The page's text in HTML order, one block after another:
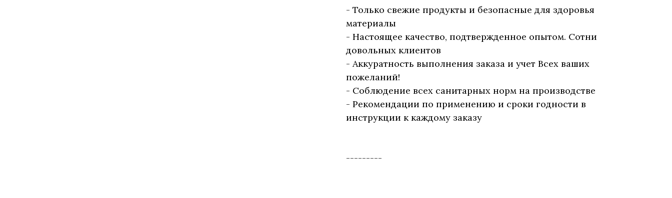
- Только свежие продукты и безопасные для здоровья
материалы
- Настоящее качество, подтвержденное опытом. Сотни
довольных клиентов
- Аккуратность выполнения заказа и учет Всех ваших
пожеланий!
- Соблюдение всех санитарных норм на производстве
- Рекомендации по применению и сроки годности в
инструкции к каждому заказу
---------